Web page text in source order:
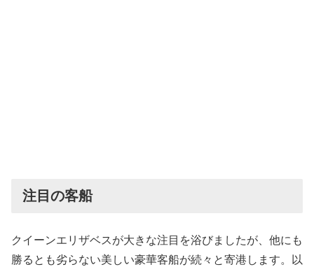
注目の客船
クイーンエリザベスが大きな注目を浴びましたが、他にも
勝るとも劣らない美しい豪華客船が続々と寄港します。以